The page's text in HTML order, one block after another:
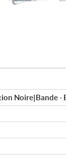
Noire|Bande -